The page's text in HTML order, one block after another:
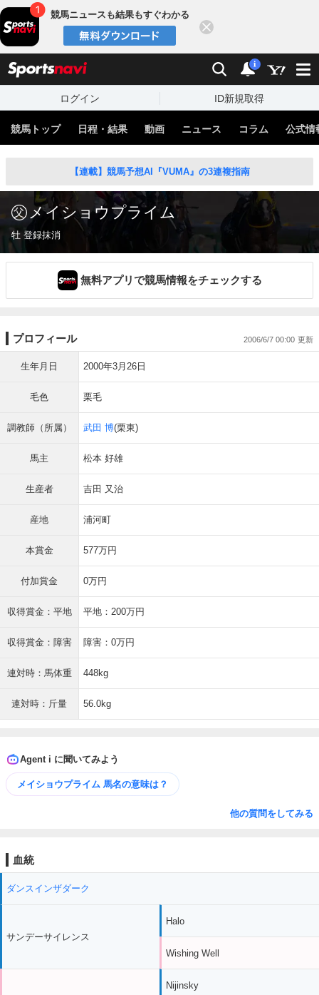
競馬ニュースも結果もすぐわかる
検索 通知
i
ログイン ID新規取得
競馬トップ 日程・結果 動画 ニュース コラム 公式情
【連載】競馬予想AI『VUMA』の3連複指南
メイショウプライム
牡 登録抹消
無料アプリで競馬情報をチェックする
プロフィール 2006/6/7 00:00
生年月日 2000年3月26日
毛色 栗毛
調教師（所属） 武田 博(栗東)
馬主 松本 好雄
生産者 吉田 又治
産地 浦河町
本賞金 577万円
付加賞金 0万円
収得賞金：平地 平地：200万円
収得賞金：障害 障害：0万円
連対時：馬体重 448kg
連対時：斤量 56.0kg
Agent i に聞いてみよう
メイショウプライム 馬名の意味は？
他の質問をしてみる
血統
ダンスインザダーク
サンデーサイレンス
Halo
Wishing Well
Nijinsky